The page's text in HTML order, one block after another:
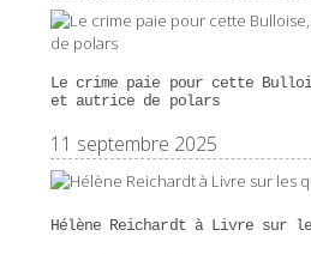
Le crime paie pour cette
et autrice de polars
11 septembre 2025
Hélène Reichardt à Livre sur